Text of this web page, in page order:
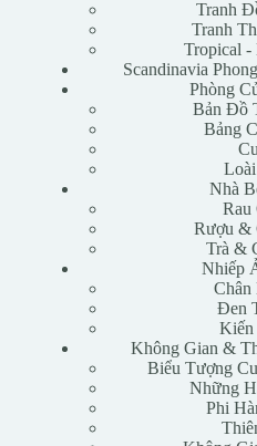
Tranh
Tranh
Tropical
Scandinavia
Phòng
Bản Đồ
Bảng
Nhà
Rau
Rượu &
Trà &
Nhiếp
Chân
Đen
Kiến
Không Gian &
Biểu Tượng
Những
Phi